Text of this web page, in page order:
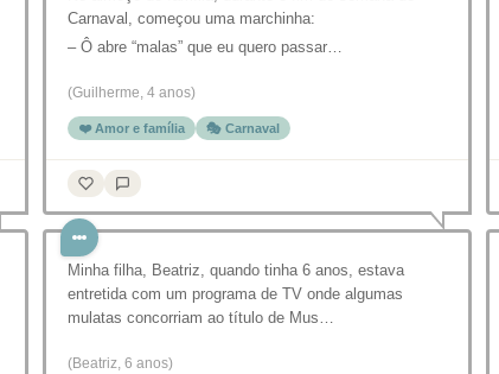
Carnaval, começou uma marchinha:
– Ô abre “malas” que eu quero passar…
(Guilherme, 4 anos)
❤️ Amor e família 🎭 Carnaval
Minha filha, Beatriz, quando tinha 6 anos, estava
entretida com um programa de TV onde algumas
mulatas concorriam ao título de Mus…
(Beatriz, 6 anos)